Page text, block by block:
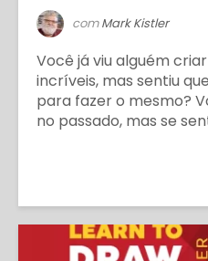
comMark Kistler
Você já viu alguém
incríveis, mas sentiu
para fazer o mesmo?
no passado, mas se